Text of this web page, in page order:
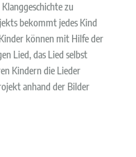
zu
bekommt jedes Kind
können mit Hilfe der
Lied, das Lied selbst
Kindern die Lieder
anhand der Bilder